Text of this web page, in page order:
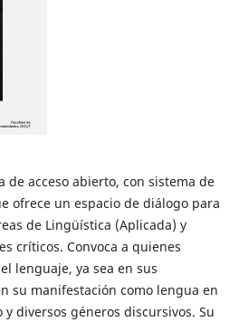
de acceso abierto, con sistema de
ofrece un espacio de diálogo para
de Lingüística (Aplicada) y
críticos. Convoca a quienes
lenguaje, ya sea en sus
su manifestación como lengua en
diversos géneros discursivos. Su